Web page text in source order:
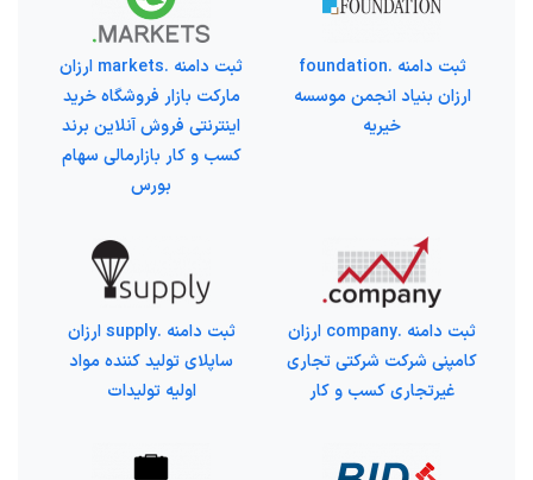
ثبت دامنه .foundation
ارزان بنیاد انجمن موسسه
خیریه
ثبت دامنه .markets ارزان
مارکت بازار فروشگاه خرید
اینترنتی فروش آنلاین برند
کسب و کار بازارمالی سهام
بورس
ثبت دامنه .company ارزان
کامپنی شرکت شرکتی تجاری
غیرتجاری کسب و کار
ثبت دامنه .supply ارزان
ساپلای تولید کننده مواد
اولیه تولیدات